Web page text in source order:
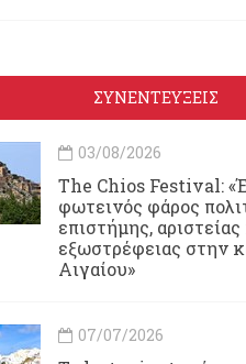
ΣΥΝΕΝΤΕΥΞΕΙΣ
03/08/2026
Τhe Chios Festival:
φωτεινός φάρος
επιστήμης, αριστείας
εξωστρέφειας στην
Αιγαίου»
07/07/2026